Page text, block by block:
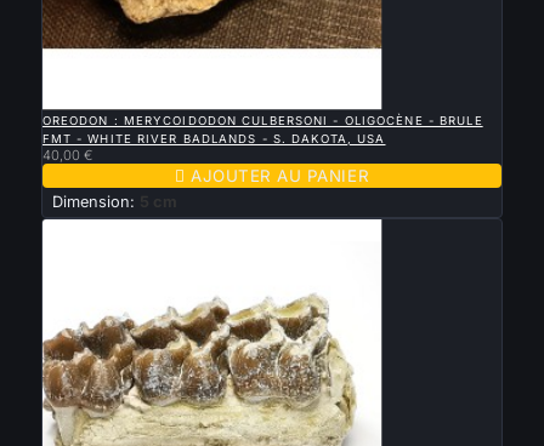
OREODON : MERYCOIDODON CULBERSONI - OLIGOCÈNE - BRULE
FMT - WHITE RIVER BADLANDS - S. DAKOTA, USA
40,00 €
 AJOUTER AU PANIER
Dimension: 5 cm